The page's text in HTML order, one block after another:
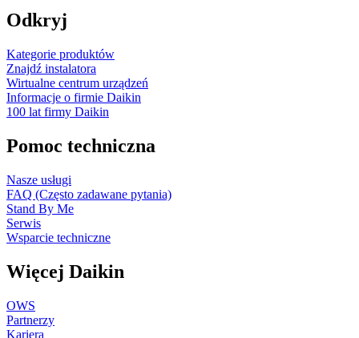
Odkryj
Kategorie produktów
Znajdź instalatora
Wirtualne centrum urządzeń
Informacje o firmie Daikin
100 lat firmy Daikin
Pomoc techniczna
Nasze usługi
FAQ (Często zadawane pytania)
Stand By Me
Serwis
Wsparcie techniczne
Więcej Daikin
OWS
Partnerzy
Kariera